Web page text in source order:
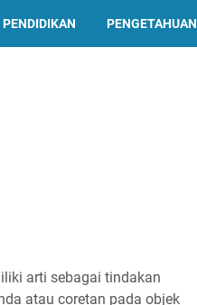
PENDIDIKAN PENGETAHUAN
arti sebagai tindakan
atau coretan pada objek